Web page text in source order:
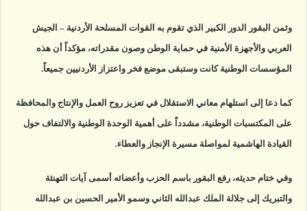
وثمن البقور الدور الكبير الذي تقوم به القوات المسلحة الأردنية – الجيش
العربي والأجهزة الأمنية في حماية الوطن وصون مقدراته، مؤكداً أن هذه
المؤسسات الوطنية كانت وستبقى موضع فخر واعتزاز الأردنيين جميعاً.
كما دعا إلى استلهام معاني الاستقلال في تعزيز روح العمل والإنتاج والمحافظة
على المكتسبات الوطنية، مشدداً على أهمية الوحدة الوطنية والالتفاف حول
القيادة الهاشمية لمواصلة مسيرة الإنجاز والعطاء.
وفي ختام حديثه، رفع البقور باسم الحزب وأعضائه أسمى آيات التهنئة
والتبريك إلى جلالة الملك عبدالله الثاني وسمو الأمير الحسين بن عبدالله